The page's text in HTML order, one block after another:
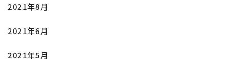
2021年8月
2021年6月
2021年5月